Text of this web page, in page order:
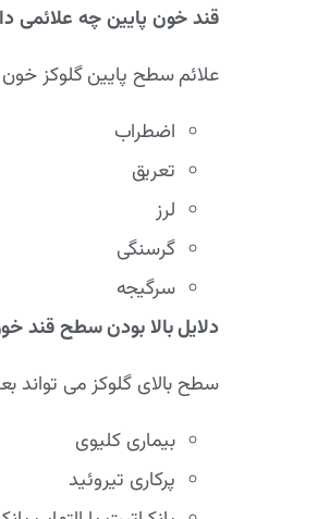
قند خون پایین چه علائمی
علائم سطح پایین گلوکز خون
اضطراب
تعریق
لرز
گرسنگی
سرگیجه
دلایل بالا بودن سطح قند
سطح بالای گلوکز می تواند
بیماری کلیوی
پرکاری تیروئید